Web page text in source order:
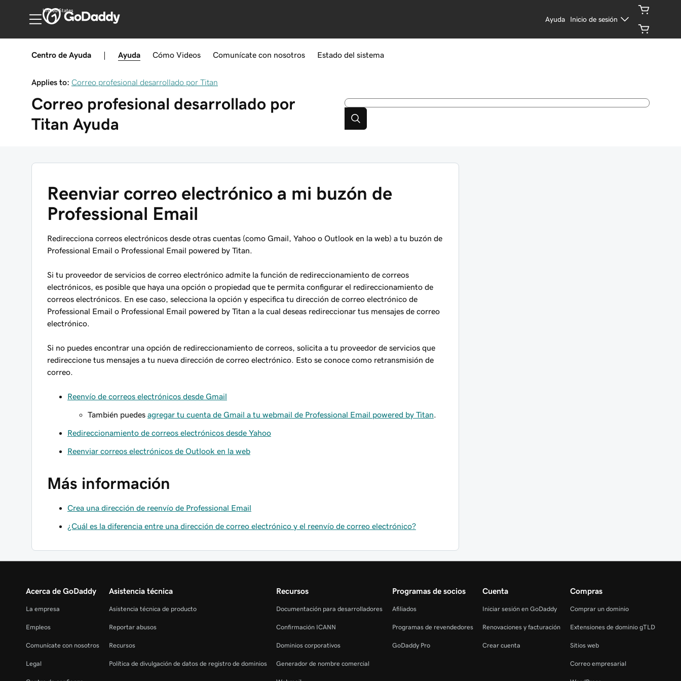
United States
Ayuda Inicio de sesión
Centro de Ayuda Ayuda Cómo Videos Comunícate con nosotros Estado del sistema
Applies to: Correo profesional desarrollado por Titan
Correo profesional desarrollado por
Titan Ayuda
Reenviar correo electrónico a mi buzón de
Professional Email
Redirecciona correos electrónicos desde otras cuentas (como Gmail, Yahoo o Outlook en la web) a tu buzón de
Professional Email o Professional Email powered by Titan.
Si tu proveedor de servicios de correo electrónico admite la función de redireccionamiento de correos
electrónicos, es posible que haya una opción o propiedad que te permita configurar el redireccionamiento de
correos electrónicos. En ese caso, selecciona la opción y especifica tu dirección de correo electrónico de
Professional Email o Professional Email powered by Titan a la cual deseas redireccionar tus mensajes de correo
electrónico.
Si no puedes encontrar una opción de redireccionamiento de correos, solicita a tu proveedor de servicios que
redireccione tus mensajes a tu nueva dirección de correo electrónico. Esto se conoce como retransmisión de
correo.
Reenvío de correos electrónicos desde Gmail
También puedes agregar tu cuenta de Gmail a tu webmail de Professional Email powered by Titan
Redireccionamiento de correos electrónicos desde Yahoo
Reenviar correos electrónicos de Outlook en la web
Más información
Crea una dirección de reenvío de Professional Email
¿Cuál es la diferencia entre una dirección de correo electrónico y el reenvío de correo electrónico?
Acerca de GoDaddy
La empresa
Empleos
Comunícate con nosotros
Legal
Asistencia técnica
Asistencia técnica de producto
Reportar abusos
Recursos
Política de divulgación de datos de registro de dominios
Recursos
Documentación para desarrolladores
Confirmación ICANN
Dominios corporativos
Generador de nombre comercial
Programas de socios
Afiliados
Programas de revendedores
GoDaddy Pro
Cuenta
Iniciar sesión en GoDaddy
Renovaciones y facturación
Crear cuenta
Compras
Comprar un dominio
Extensiones de dominio gTLD
Sitios web
Correo empresarial